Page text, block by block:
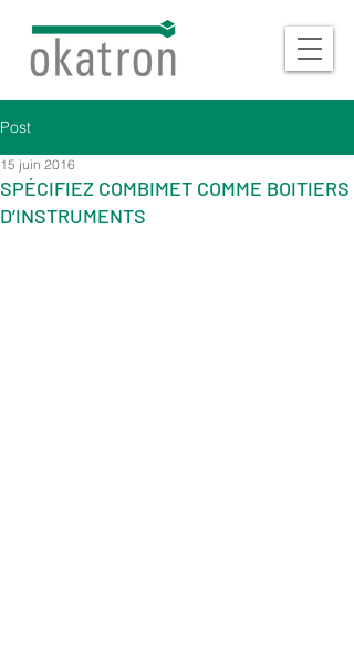
Post
SPÉCIFIEZ COMBIMET COMME BOITIERS
D’INSTRUMENTS
15 juin 2016